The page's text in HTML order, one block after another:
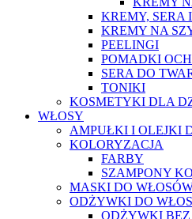
KREMY, SERA
KREMY NA
PEELINGI
POMADKI
SERA DO
TONIKI
KOSMETYKI DLA
WŁOSY
AMPUŁKI I OLEJKI
KOLORYZACJA
FARBY
SZAMPONY
MASKI DO
ODŻYWKI DO
ODŻYWKI